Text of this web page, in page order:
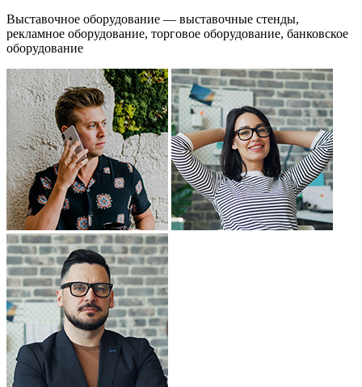
Выставочное оборудование — выставочные стенды,
рекламное оборудование, торговое оборудование, банковское
оборудование